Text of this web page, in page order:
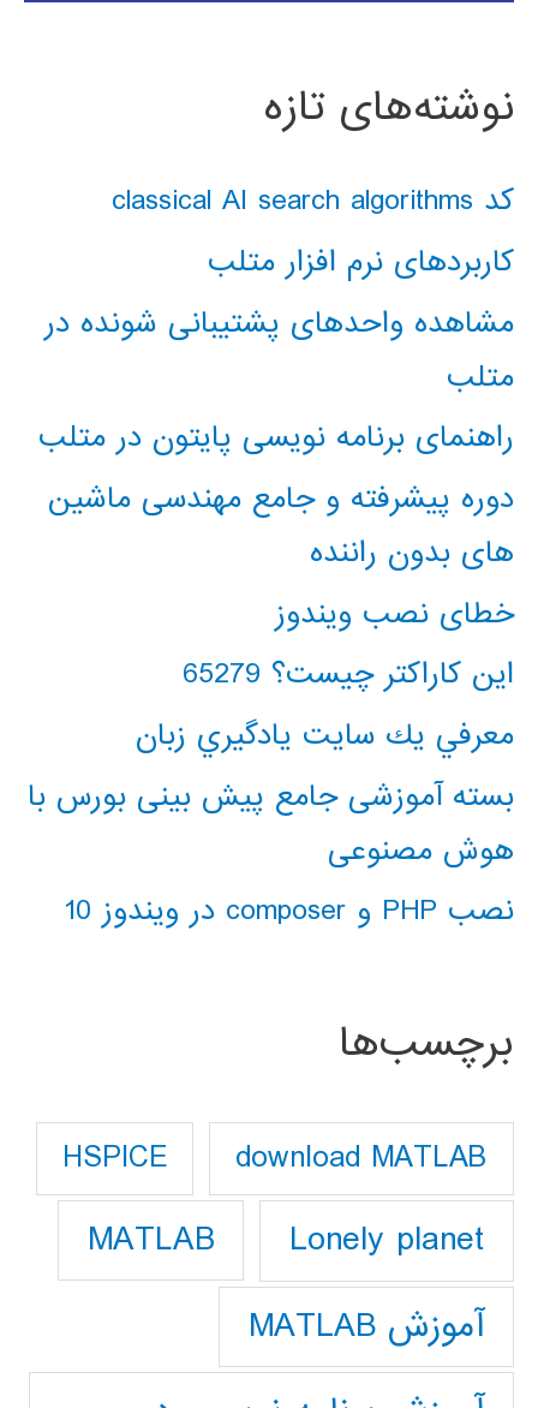
نوشته‌های تازه
کد classical AI search algorithms
کاربردهای نرم افزار متلب
مشاهده واحدهای پشتیبانی شونده در
متلب
راهنمای برنامه نویسی پایتون در متلب
دوره پیشرفته و جامع مهندسی ماشین
های بدون راننده
خطای نصب ویندوز
این کاراکتر چیست؟ 65279
معرفي يك سايت يادگيري زبان
بسته آموزشی جامع پیش بینی بورس با
هوش مصنوعی
نصب PHP و composer در ویندوز 10
برچسب‌ها
download MATLAB
HSPICE
Lonely planet
MATLAB
آموزش MATLAB